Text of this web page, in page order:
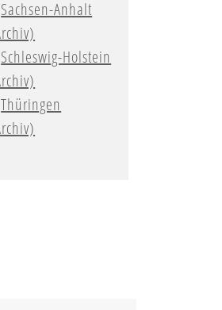
Sachsen-Anhalt
Schleswig-Holstein
Thüringen